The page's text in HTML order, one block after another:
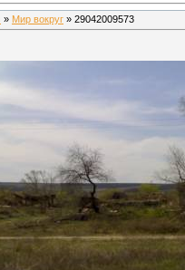
» Мир вокруг » 29042009573